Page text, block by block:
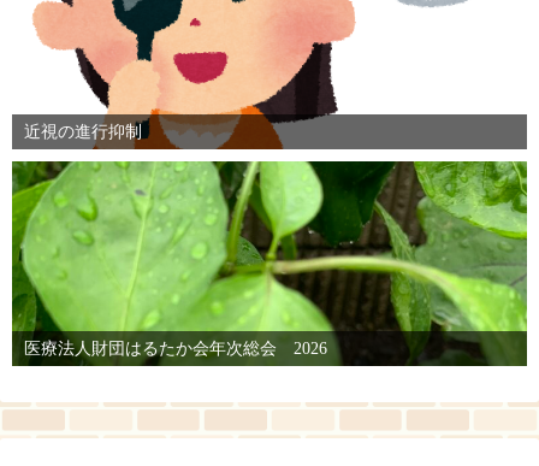
近視の進行抑制
医療法人財団はるたか会年次総会 2026